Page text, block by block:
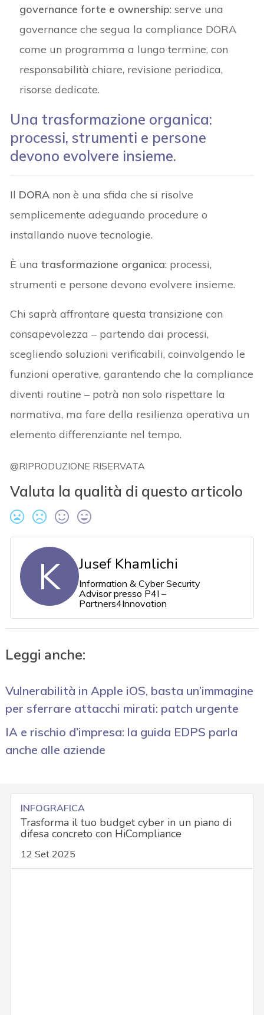
governance forte e ownership: serve una
governance che segua la compliance DORA
come un programma a lungo termine, con
responsabilità chiare, revisione periodica,
risorse dedicate.
Una trasformazione organica:
processi, strumenti e persone
devono evolvere insieme.
Il DORA non è una sfida che si risolve
semplicemente adeguando procedure o
installando nuove tecnologie.
È unatrasformazione organica: processi,
strumenti e persone devono evolvere insieme.
Chi saprà affrontare questa transizione con
consapevolezza – partendo dai processi,
scegliendo soluzioni verificabili, coinvolgendo le
funzioni operative, garantendo che la compliance
diventi routine – potrà non solo rispettare la
normativa, ma fare della resilienza operativa un
elemento differenziante nel tempo.
@RIPRODUZIONE RISERVATA
Valuta la qualità di questo articolo
K Jusef Khamlichi
Information & Cyber Security
Advisor presso P4I –
Partners4Innovation
Leggi anche:
Vulnerabilità in Apple iOS, basta un’immagine
per sferrare attacchi mirati: patch urgente
IA e rischio d’impresa: la guida EDPS parla
anche alle aziende
INFOGRAFICA
Trasforma il tuo budget cyber in un piano di
difesa concreto con HiCompliance
12 Set 2025